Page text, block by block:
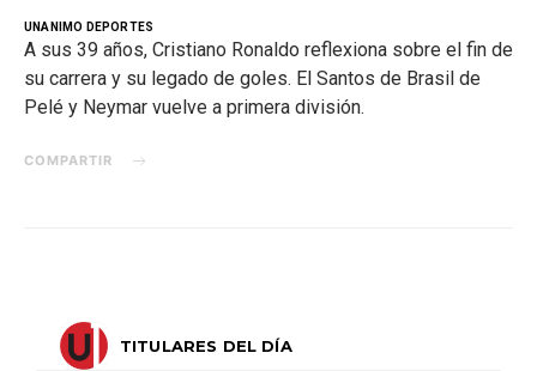
UNANIMO DEPORTES
A sus 39 años, Cristiano Ronaldo reflexiona sobre el fin de
su carrera y su legado de goles. El Santos de Brasil de
Pelé y Neymar vuelve a primera división.
COMPARTIR
TITULARES DEL DÍA